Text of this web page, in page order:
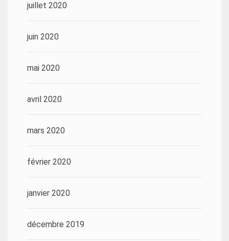
juillet 2020
juin 2020
mai 2020
avril 2020
mars 2020
février 2020
janvier 2020
décembre 2019